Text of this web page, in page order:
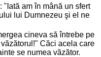
"Iată am în mână un sfert
lui Dumnezeu şi el ne
cineva să întrebe pe
Căci acela care
se numea văzător.